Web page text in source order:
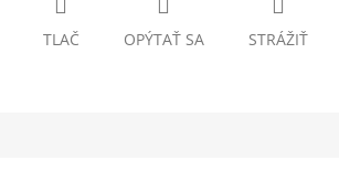
TLAČ OPÝTAŤ SA STRÁŽIŤ